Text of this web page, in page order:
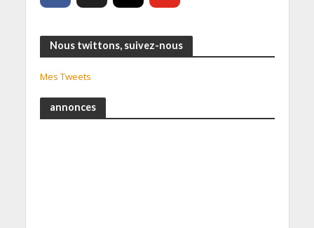
Nous twittons, suivez-nous
Mes Tweets
annonces